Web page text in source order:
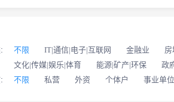
不限 IT|通信|电子|互联网 金融业 房
文化|传媒|娱乐|体育
能源|矿产|环保 政
不限 私营 外资 个体户 事业单位